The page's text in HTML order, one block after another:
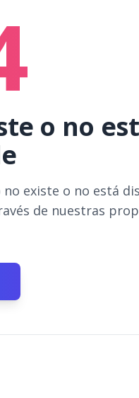
o no
existe o no está
de nuestras